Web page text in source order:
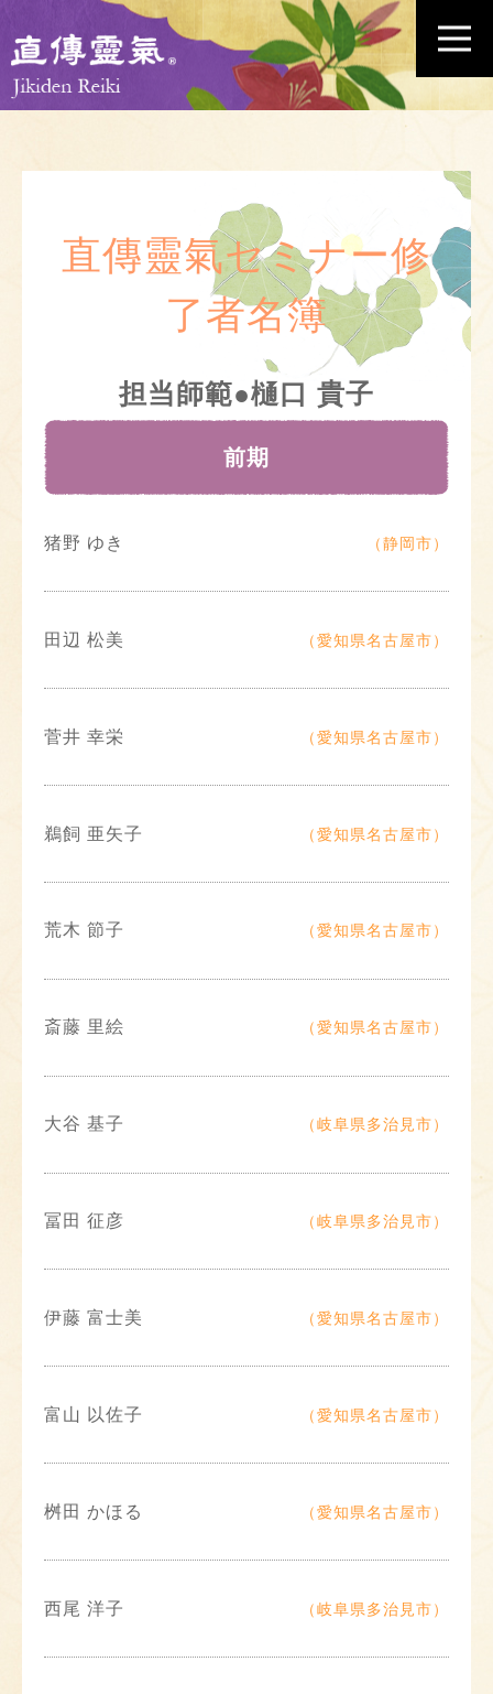
直傳靈氣セミナー修
了者名簿
担当師範●樋口 貴子
前期
猪野 ゆき （静岡市）
田辺 松美 （愛知県名古屋市）
菅井 幸栄 （愛知県名古屋市）
鵜飼 亜矢子 （愛知県名古屋市）
荒木 節子 （愛知県名古屋市）
斎藤 里絵 （愛知県名古屋市）
大谷 基子 （岐阜県多治見市）
冨田 征彦 （岐阜県多治見市）
伊藤 富士美 （愛知県名古屋市）
富山 以佐子 （愛知県名古屋市）
桝田 かほる （愛知県名古屋市）
西尾 洋子 （岐阜県多治見市）